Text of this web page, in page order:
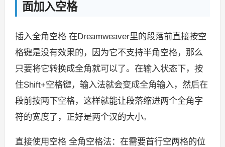
面加入空格
插入全角空格 在Dreamweaver里的段落前直接按空
格键是没有效果的，因为它不支持半角空格，那么
只要将它转换成全角就可以了。在输入状态下，按
住Shift+空格键，输入法就会变成全角输入，然后在
段前按两下空格，这样就能让段落缩进两个全角字
符的宽度了，正好是两个汉的大小。
直接使用空格 全角空格法：在需要首行空两格的位